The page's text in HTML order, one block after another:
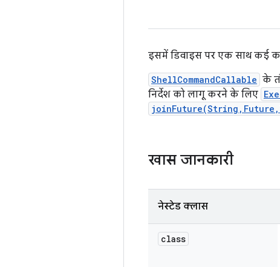
इसमें डिवाइस पर एक साथ कई
ShellCommandCallable के
निर्देश को लागू करने के लिए
खास जानकारी
नेस्टेड क्लास
class